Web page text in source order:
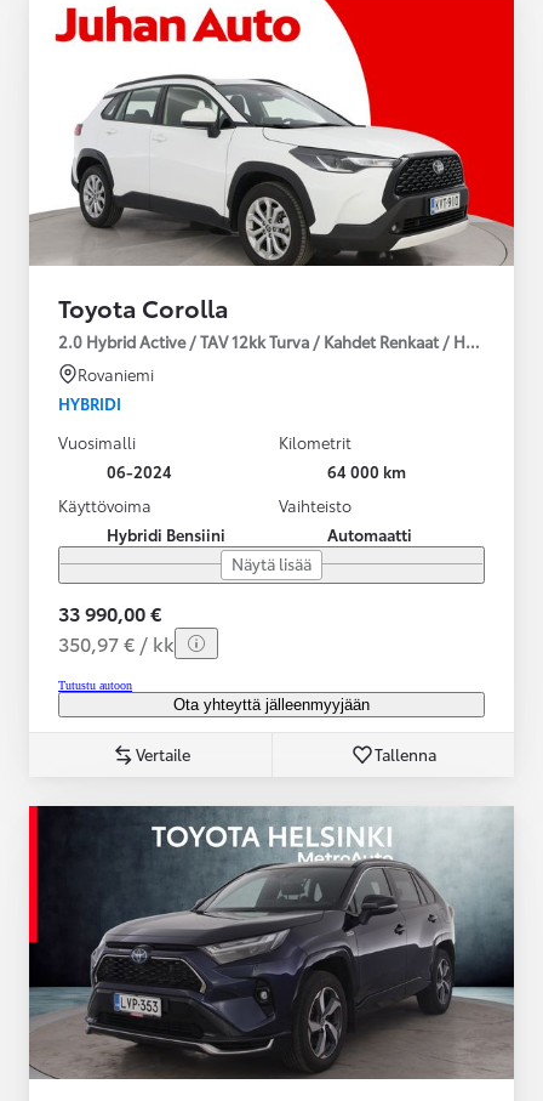
Toyota Corolla
2.0 Hybrid Active / TAV 12kk Turva / Kahdet Renkaat /
Rovaniemi
HYBRIDI
Vuosimalli
06-2024
Kilometrit
64 000 km
Käyttövoima
Hybridi Bensiini
Vaihteisto
Automaatti
Näytä lisää
33 990,00 €
350,97 € / kk
Tutustu autoon
Ota yhteyttä jälleenmyyjään
Vertaile Tallenna